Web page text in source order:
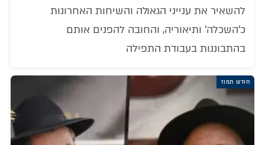
להשאיר את ענייני הגאולה והשיחות האחרונות
כ'השכלה' ותיאוריה, והחובה להפנים אותם
בהתבוננות בעבודת התפילה
חודש תמוז